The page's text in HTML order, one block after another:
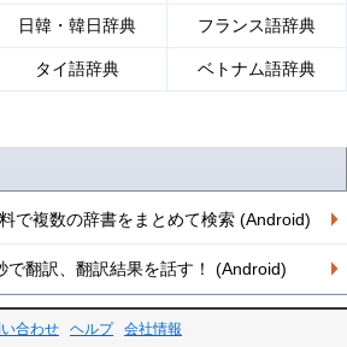
日韓・韓日辞典 フランス語辞典
タイ語辞典 ベトナム語辞典
で複数の辞書をまとめて検索 (Android)
で翻訳、翻訳結果を話す！ (Android)
合わせ ヘルプ 会社情報